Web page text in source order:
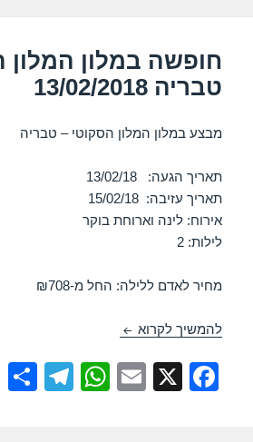
חופשה במלון המלון
טבריה 13/02/2018
מבצע במלון המלון הסקוטי – טבריה
תאריך הגעה: 13/02/18
תאריך עזיבה: 15/02/18
אירוח: לינה וארוחת בוקר
לילות: 2
מחיר לאדם ללילה: החל מ-₪708
להמשיך לקרוא חופשה במלון המלון הסקוטי –
F
X
E
W
T